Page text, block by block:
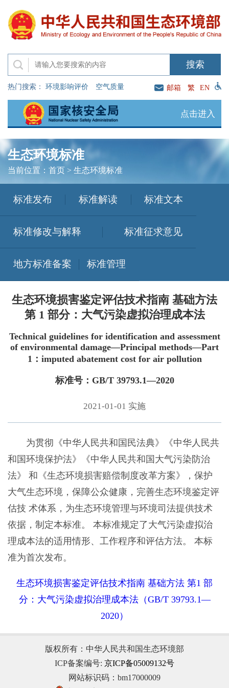
热门搜索： 环境影响评价 空气质量 邮箱 繁 EN
点击进入
生态环境标准
当前位置： 首页> 生态环境标准
标准发布 标准解读 标准文本
标准修改与解释 标准征求意见
地方标准备案 标准管理
生态环境损害鉴定评估技术指南 基础方法
第 1 部分：大气污染虚拟治理成本法
Technical guidelines for identification and assessment
of environmental damage—Principal methods—Part
1：imputed abatement cost for air pollution
标准号：GB/T 39793.1—2020
2021-01-01 实施
为贯彻《中华人民共和国民法典》《中华人民共
和国环境保护法》《中华人民共和国大气污染防治
法》 和《生态环境损害赔偿制度改革方案》，保护
大气生态环境，保障公众健康，完善生态环境鉴定评
估技 术体系，为生态环境管理与环境司法提供技术
依据，制定本标准。 本标准规定了大气污染虚拟治
理成本法的适用情形、工作程序和评估方法。 本标
准为首次发布。
生态环境损害鉴定评估技术指南 基础方法 第1 部
分：大气污染虚拟治理成本法（GB/T 39793.1—
2020）
版权所有：中华人民共和国生态环境部
ICP备案编号: 京ICP备05009132号
网站标识码：bm17000009